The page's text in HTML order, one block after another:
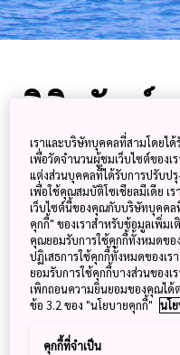
พิพิธภัณฑ์กุ
มิวเซียม
ทัวร์เกาะร้างม
(Hashima
ต้องห้ามผ่านวี
ประวัติศาสตร์
อุตสาหกรรมข
เราและบริษัทบุคคลที่สามโดยไ
เพื่อวัดจำนวนผู้ชมเว็บไซต์ของ
แต่งส่วนบุคคลที่ได้รับการปรับป
เพื่อใช้คุณสมบัติโซเชียลมีเดีย เ
เว็บไซต์นี้ของคุณกับบริษัทบุคคล
คุกกี้" ของเราสำหรับข้อมูลเพิ่ม
คุณยอมรับการใช้คุกกี้ทั้งหมดขอ
ปฏิเสธการใช้คุกกี้ทั้งหมดของเ
ยอมรับการใช้คุกกี้บางส่วนของ
เพิกถอนความยินยอมของคุณได้
ข้อ 3.2 ของ "นโยบายคุกกี้" นโ
คุกกี้ที่จำเป็น